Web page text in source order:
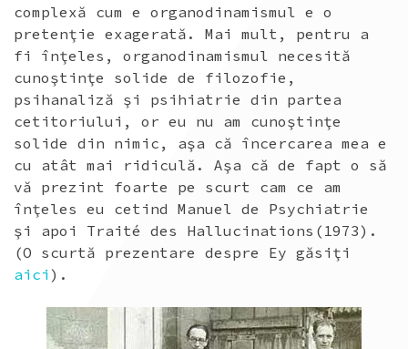
complexă cum e organodinamismul e o
pretenţie exagerată. Mai mult, pentru a
fi înţeles, organodinamismul necesită
cunoştinţe solide de filozofie,
psihanaliză şi psihiatrie din partea
cetitoriului, or eu nu am cunoştinţe
solide din nimic, aşa că încercarea mea e
cu atât mai ridiculă. Aşa că de fapt o să
vă prezint foarte pe scurt cam ce am
înţeles eu cetind Manuel de Psychiatrie
şi apoi Traité des Hallucinations(1973).
(O scurtă prezentare despre Ey găsiţi
aici ).